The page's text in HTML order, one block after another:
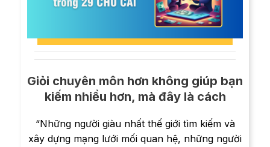
Giỏi chuyên môn hơn không giúp bạn
kiếm nhiều hơn, mà đây là cách
“Những người giàu nhất thế giới tìm kiếm và
xây dựng mạng lưới mối quan hệ, những người